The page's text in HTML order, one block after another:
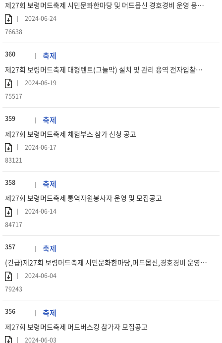
제27회 보령머드축제 시민문화한마당 및 머드몹신 경호경비 운영 용역 평가결과 및 우선협상대상자 공고
2024-06-24
76638
360 축제
제27회 보령머드축제 대형텐트(그늘막) 설치 및 관리 용역 전자입찰안내
2024-06-19
75517
359 축제
제27회 보령머드축제 체험부스 참가 신청 공고
2024-06-17
83121
358 축제
제27회 보령머드축제 통역자원봉사자 운영 및 모집공고
2024-06-14
84717
357 축제
(긴급)제27회 보령머드축제 시민문화한마당,머드몹신,경호경비 운영용역 입찰공고(협상에 의한 계약)
2024-06-04
79243
356 축제
제27회 보령머드축제 머드버스킹 참가자 모집공고
2024-06-03